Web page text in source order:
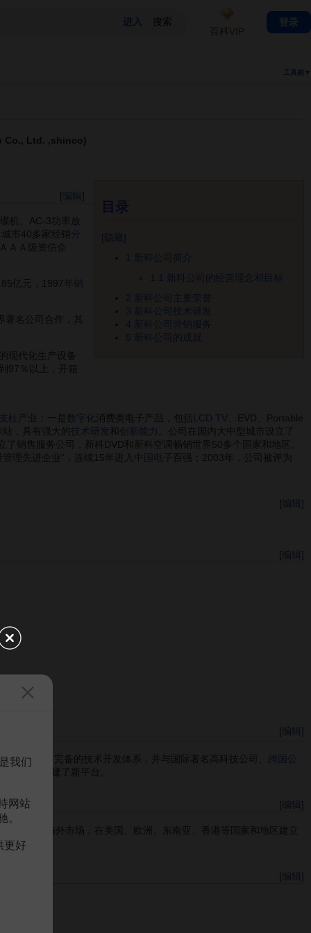
工具箱▼
Co., Ltd. ,shinco)
1 新科公司简介
1.1 新科公司的经营理念和目标
2 新科公司主要荣誉
3 新科公司技术研发
4 新科公司营销服务
5 新科公司的成就
[编辑
机、AC-3功率放
市40多家经销 分
ＡＡＡ级资信企
亿元，1997年 销
名公司合作，其
现代化生产设备
97％以上，开箱
支柱产业 ：一是 数字化 消费类电子产品，包括 LCD TV 、EVD、Portable
站，具有强大的 技术研发 和 创新能力
。公司在国内大中型城市设立了
销售服务公司，新科DVD和新科空调畅销世界50多个国家和地区。
管理先进企业”，连续15年进入 中国电子
百强；2003年，公司被评为
[编辑
[编辑
[编辑
，构成了完备的技术开发体系，并与国际著名高科技公司、
跨国公
新能力搭建了新平台。
[编辑
；针对海外市场，在美国、欧洲、东南亚、香港等国家和地区建立
[编辑
百科VIP
登录
我们
网站
。
更好